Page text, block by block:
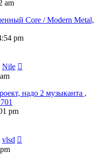
am
Core / Modern Metal,
pm
Nile
надо 2 музыканта ,
pm
vlsd